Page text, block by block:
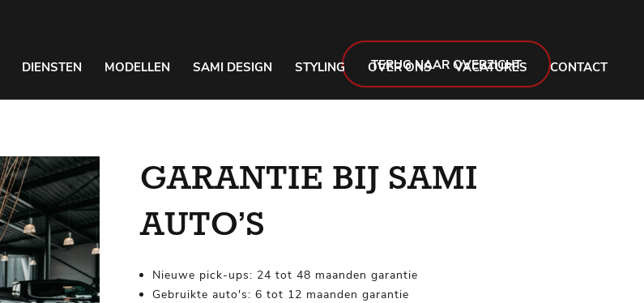
DIENSTEN MODELLEN SAMI DESIGN STYLING OVER ONS VACATURES CONTACT
TERUG NAAR OVERZICHT
GARANTIE BIJ SAMI
AUTO’S
Nieuwe pick-ups: 24 tot 48 maanden garantie
Gebruikte auto's: 6 tot 12 maanden garantie